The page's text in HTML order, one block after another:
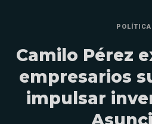
POLÍTICA
Camilo Pérez
empresarios
impulsar